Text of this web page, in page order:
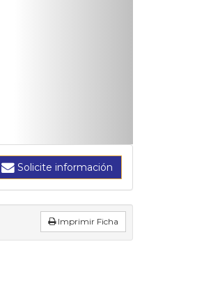
Solicite información
Imprimir Ficha